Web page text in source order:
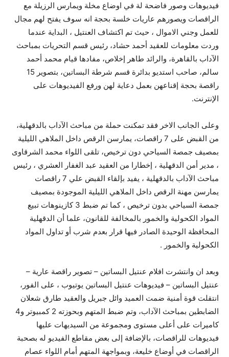
فيديوهات وصور فاضحة لة في اوضاع مخلة ويمارس الرزيلة مع
الراقصات ويصورهم عاريات خلسة بحجة انه سوف يفتح لهم مجال
للعمل وجني الاموال ، حيث تم اكتشاف العنتيل ، البداية عندما
وردت معلومات للعقيد أحمد حشاد، رئيس قسم التحريات بمباحث
الآداب بالقاهرة، والرائد طاهر إخلاص، مفادها قيام محمد أحمد
سالم، صاحب استديو بدائرة قسم شرطة البساتين، بتصوير 15
راقصة بحجة إقناعهن بعمل دعاية لهن ورفع الفيديوهات على
الإنترنت.
وعلى الجانب الاخر فقد تمكنت حملة من مباحث الآداب بالدقهلية،
من القبض على 7 راقصات، يمارسن الرقص داخل الملاهي الليلية
بمصيف جمصة السياحي دون ترخيص، تلقى اللواء محمد الشرقاوى
، مدير أمن الدقهلية ، إخطارا من العقيد عبد الغفار العشري ، رئيس
مباحث الآداب بالدقهلية ، يفيد بإلقاء القبض علي 7 راقصات
يمارسن مهنة الرقص داخل الملاهي الليلية الموجودة بمصيف
جمصة السياحي بدون ترخيص ، كما تم ضبط 3 كازينوهات تبيع
المواد الكحولية والخمور بالمخالفة للقانون، علما أن الدقهلية
المحافظة الوحيدة الصادر فيها قرار بعدم شرب أو تداول المواد
الكحولية والخمور .
وبعد ان وانتشرت افلام عنتيل البساتين – تصوير راقصة عارية –
عنتيل البساتين – فيديوهات عنتيل البساتين يوتيوب ، على الفور،
انتقلت قوة أمنية ضمت العميد وائل جبريل والعقيد طارق شعلان
الضابطين بمباحث الآداب، وتم ضبط المتهم وبحوزته 2 كمبيوتر و4
كاميرات على أعلى مستوى ومجموعة من السيديهات عليها
فيديوهات للراقصات، بالإضافة إلى بعض مقاطع الفيديو له بصحبة
الراقصات في أوضاع خليعة، وبمواجهة المتهم أمام اللواء عصام